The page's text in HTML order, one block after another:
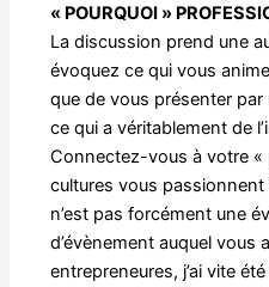
« POURQUOI »
La discussion prend une
évoquez ce qui vous
que de vous présenter
ce qui a véritablement de
Connectez-vous à votre «
cultures vous
n’est pas forcément une
d’évènement auquel vous
entrepreneures, j’ai vite